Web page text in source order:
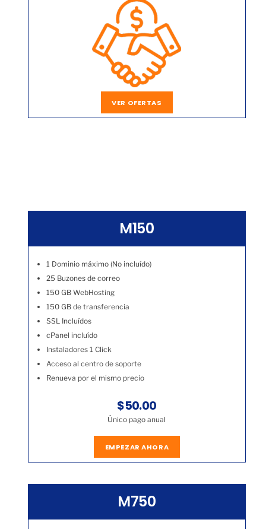
VER OFERTAS
M150
1 Dominio máximo (No incluído)
25 Buzones de correo
150 GB WebHosting
150 GB de transferencia
SSL Incluídos
cPanel incluído
Instaladores 1 Click
Acceso al centro de soporte
Renueva por el mismo precio
$50.00
Único pago anual
EMPEZAR AHORA
M750